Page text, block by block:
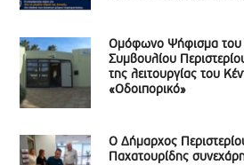
Ομόφωνο Ψήφισμα του
Συμβουλίου
της λειτουργίας του
«Οδοιπορικό»
Ο Δήμαρχος
Παχατουρίδης